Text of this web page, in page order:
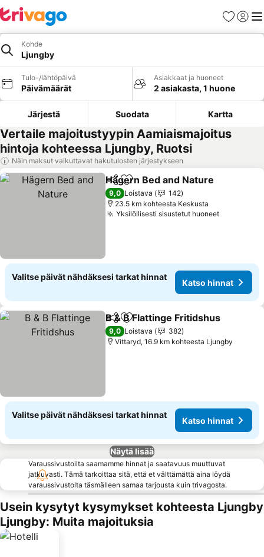
Suosikit
Kohde
Ljungby
Tulo-/lähtöpäivä
Päivämäärät
Asiakkaat ja huoneet
2 asiakasta, 1 huone
Järjestä Suodata Kartta
Vertaile majoitustyypin Aamiaismajoitus
hintoja kohteessa Ljungby, Ruotsi
Näin maksut vaikuttavat hakutulosten järjestykseen
Jaa Lisää suosikkeihin
Hägern Bed and Nature
9,0 Loistava
142
23.5 km kohteesta Keskusta
Yksilöllisesti sisustetut huoneetKatso
Valitse päivät nähdäksesi tarkat hinnat
Katso hinnat
Jaa Lisää suosikkeihin
B & B Flattinge Fritidshus
9,0 Loistava
382
Vittaryd, 16.9 km kohteesta Ljungby
Valitse päivät nähdäksesi tarkat hinnat
Katso hinnat
Näytä lisää
Varaussivustoilta saamamme hinnat ja saatavuus muuttuvat
jatkuvasti. Tämä tarkoittaa sitä, että et välttämättä aina löydä
varaussivustolta täsmälleen samaa tarjousta kuin trivagosta.
Usein kysytyt kysymykset kohteesta Ljungby
Ljungby: Muita majoituksia